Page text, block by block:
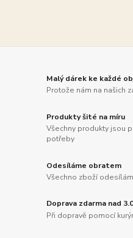
Malý dárek ke každé
Protože nám na našich
Produkty šité na míru
Všechny produkty jsou
potřeby
Odesíláme obratem
Všechno zboží
Doprava zdarma nad
Při dopravě pomocí